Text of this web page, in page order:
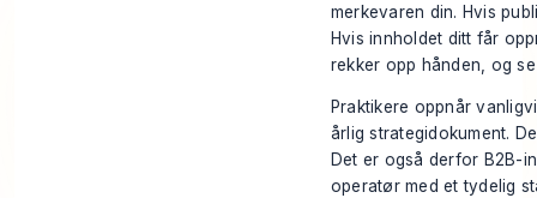
merkevaren din. Hvis
Hvis innholdet ditt får
rekker opp hånden, og
Praktikere oppnår
årlig strategidokument.
Det er også derfor B2B-
operatør med et tydelig